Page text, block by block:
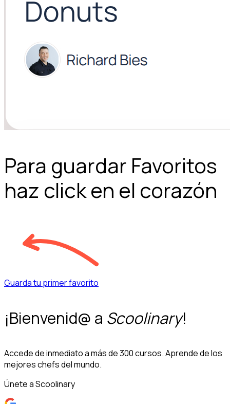
Para guardar Favoritos
haz click en el corazón
Guarda tu primer favorito
¡Bienvenid@ a Scoolinary!
Accede de inmediato a más de 300 cursos. Aprende de los
mejores chefs del mundo.
Únete a Scoolinary